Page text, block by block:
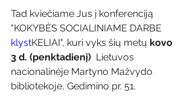
Tad kviečiame Jus į konferenciją
"KOKYBĖS SOCIALINIAME DARBE
klystKELIAI", kuri vyks šių metų kovo
3 d. (penktadienį) Lietuvos
nacionalinėje Martyno Mažvydo
bibliotekoje, Gedimino pr. 51.